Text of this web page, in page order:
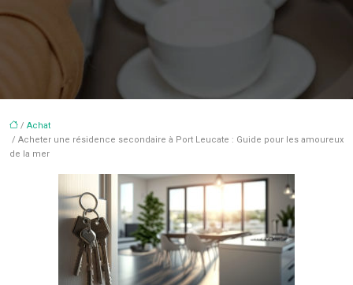
/ Achat
/ Acheter une résidence secondaire à Port Leucate : Guide pour les amoureux
de la mer